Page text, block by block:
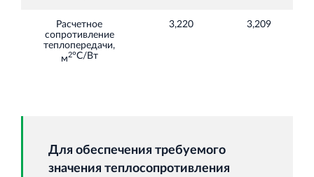
Расчетное
сопротивление
теплопередачи,
м2°С/Вт
3,220 3,209
Для обеспечения требуемого
значения теплосопротивления